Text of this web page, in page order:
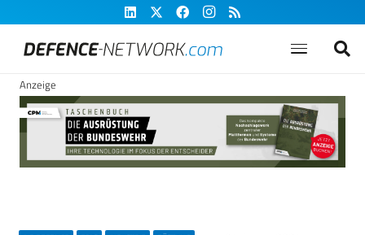
Anzeige